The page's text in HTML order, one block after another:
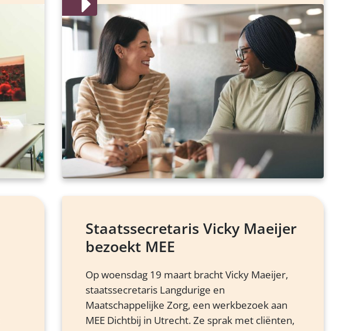
Staatssecretaris Vicky Maeijer
bezoekt MEE
Op woensdag 19 maart bracht Vicky Maeijer,
staatssecretaris Langdurige en
Maatschappelijke Zorg, een werkbezoek aan
MEE Dichtbij in Utrecht. Ze sprak met cliënten,